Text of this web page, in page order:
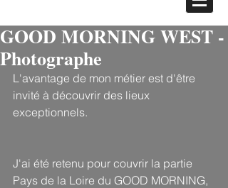
GOOD MORNING WEST -
Photographe
L'avantage de mon métier est d'être
invité à découvrir des lieux
exceptionnels.
J'ai été retenu pour couvrir la partie
Pays de la Loire du GOOD MORNING,